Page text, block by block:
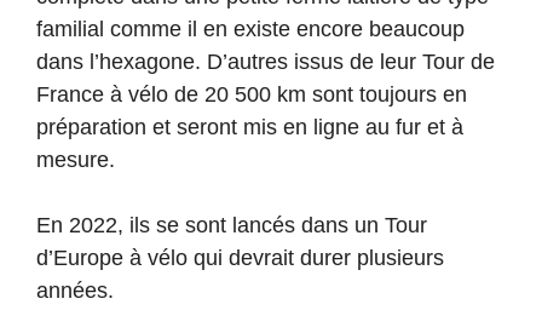
familial comme il en existe encore beaucoup
dans l’hexagone. D’autres issus de leur Tour de
France à vélo de 20 500 km sont toujours en
préparation et seront mis en ligne au fur et à
mesure.
En 2022, ils se sont lancés dans un Tour
d’Europe à vélo qui devrait durer plusieurs
années.